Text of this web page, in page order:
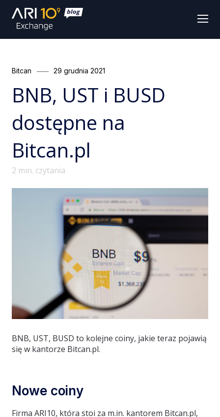
Categories
Bitcan
Posted
29 grudnia 2021
BNB, UST i BUSD
dostępne na
Bitcan.pl
2 min. czytania
BNB, UST, BUSD to kolejne coiny, jakie teraz pojawią
się w kantorze Bitcan.pl.
Nowe coiny
Firma ARI10, która stoi za m.in. kantorem Bitcan.pl,